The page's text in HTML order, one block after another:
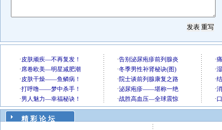
精 彩 论 坛